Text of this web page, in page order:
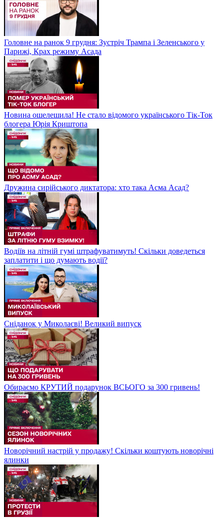
Головне на ранок 9 грудня: Зустріч Трампа і Зеленського у
Парижі, Крах режиму Асада
Новина ошелешила! Не стало відомого українського Тік-Ток
блогера Юрія Криштопа
Дружина сирійського диктатора: хто така Асма Асад?
Водіїв на літній гумі штрафуватимуть! Скільки доведеться
заплатити і що думають водії?
Сніданок у Миколаєві! Великий випуск
Обираємо КРУТИЙ подарунок ВСЬОГО за 300 гривень!
Новорічний настрій у продажу! Скільки коштують новорічні
ялинки